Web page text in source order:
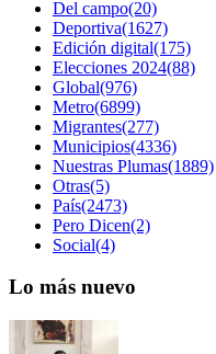
Del campo(20)
Deportiva(1627)
Edición digital(175)
Elecciones 2024(88)
Global(976)
Metro(6899)
Migrantes(277)
Municipios(4336)
Nuestras Plumas(1889)
Otras(5)
País(2473)
Pero Dicen(2)
Social(4)
Lo más nuevo